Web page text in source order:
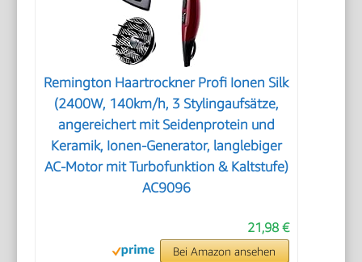
Remington Haartrockner Profi Ionen Silk
(2400W, 140km/h, 3 Stylingaufsätze,
angereichert mit Seidenprotein und
Keramik, Ionen-Generator, langlebiger
AC-Motor mit Turbofunktion & Kaltstufe)
AC9096
21,98 €
Bei Amazon ansehen